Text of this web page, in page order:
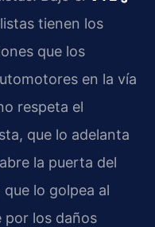
tienen los
que los
en la vía
respeta el
que lo adelanta
la puerta del
lo golpea al
por los daños